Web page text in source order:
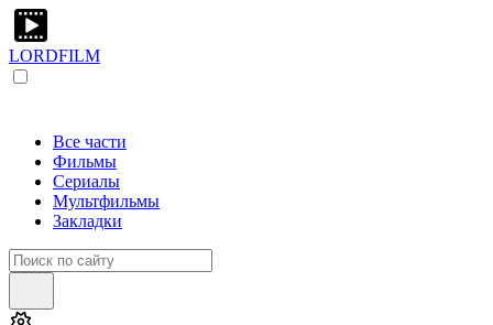
LORDFILM
Все части
Фильмы
Сериалы
Мультфильмы
Закладки